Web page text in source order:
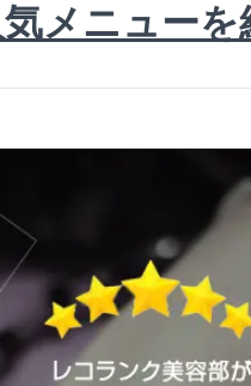
メニューを